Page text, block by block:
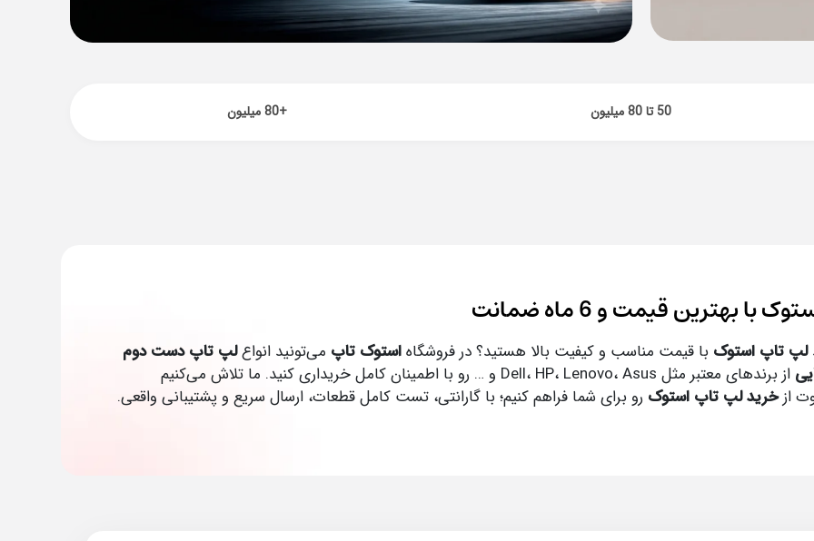
50 تا 80 میلیون +80 میلیون
با بهترین قیمت و 6 ماه ضمانت
لپ تاپ استوک با قیمت مناسب و کیفیت بالا هستید؟ در فروشگاهاستوک تاپ می‌تونید انواعلپ تاپ دست دوم
از برندهای معتبر مثل Dell، HP، Lenovo، Asus و … رو با اطمینان کامل خریداری کنید. ما تلاش می‌کنیم
ازخرید لپ تاپ استوک رو برای شما فراهم کنیم؛ با گارانتی، تست کامل قطعات، ارسال سریع و پشتیبانی واقعی.